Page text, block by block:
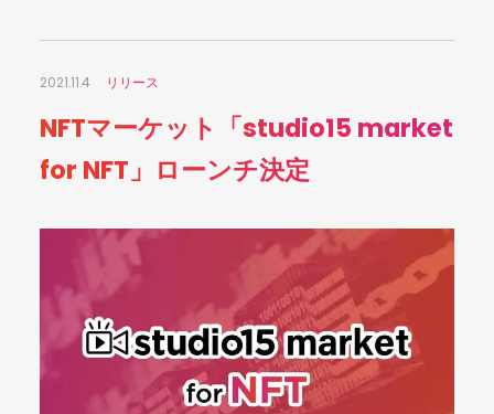
2021.11.4 リリース
NFTマーケット「studio15 market
for NFT」ローンチ決定